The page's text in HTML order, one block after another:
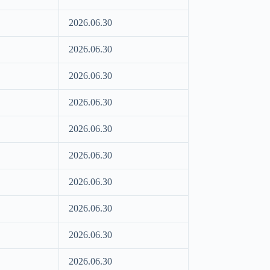
2026.06.30
2026.06.30
2026.06.30
2026.06.30
2026.06.30
2026.06.30
2026.06.30
2026.06.30
2026.06.30
2026.06.30